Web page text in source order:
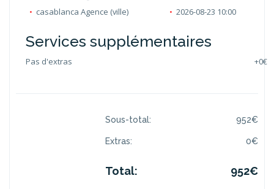
casablanca Agence (ville)
2026-08-23 10:00
Services supplémentaires
Pas d'extras +0€
Sous-total: 952€
Extras: 0€
Total: 952€